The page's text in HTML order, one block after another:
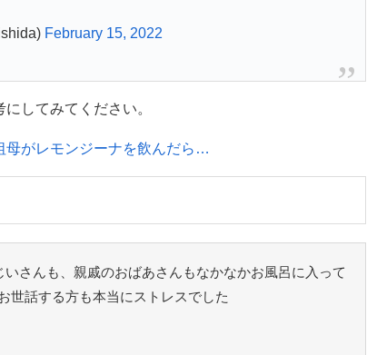
February 15, 2022
してみてください。
母がレモンジーナを飲んだら…
さんも、親戚のおばあさんもなかなかお風呂に入って
世話する方も本当にストレスでした